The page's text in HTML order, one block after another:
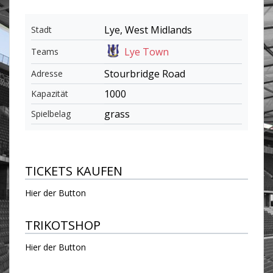
Stadt Lye, West Midlands
Teams Lye Town
Adresse Stourbridge Road
Kapazität 1000
Spielbelag grass
TICKETS KAUFEN
Hier der Button
TRIKOTSHOP
Hier der Button